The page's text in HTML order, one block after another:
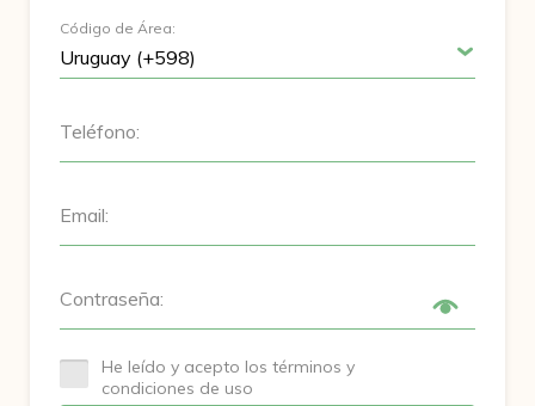
Código de Área:
Teléfono:
Email:
Contraseña:
He leído y acepto los términos y
condiciones de uso